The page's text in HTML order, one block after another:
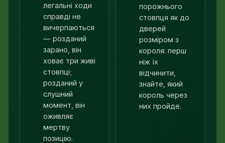
легальні ходи
справді не
вичерпаються
— розданий
зарано, він
ховає три живі
стовпці;
розданий у
слушний
момент, він
оживляє
мертву
позицію.
порожнього
стовпця як до
дверей
розміром з
короля: перш
ніж їх
відчинити,
знайте, який
король через
них пройде.